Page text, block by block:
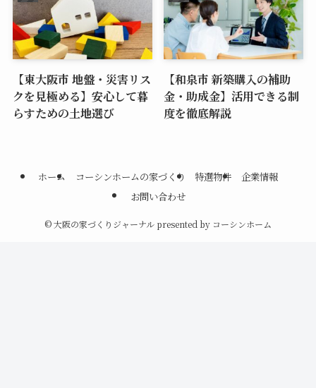
【東大阪市 地盤・災害リス
クを見極める】安心して暮
らすための土地選び
【和泉市 新築購入の補助
金・助成金】活用できる制
度を徹底解説
ホーム コーシンホームの家づくり 特選物件
企業情報
お問い合わせ
©大阪の家づくりジャーナル presented by コーシンホーム